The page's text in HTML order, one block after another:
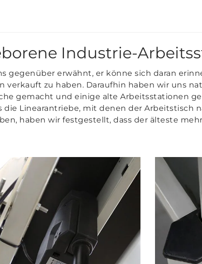
Industrie-
gegenüber erwähnt, er könne sich daran
verkauft zu haben. Daraufhin haben wir uns
gemacht und einige alte Arbeitsstationen
die Linearantriebe, mit denen der Arbeitstisch
haben wir festgestellt, dass der älteste